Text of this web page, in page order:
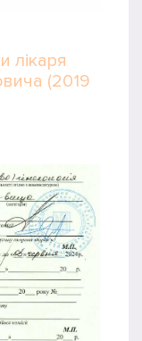
лікаря
(2019